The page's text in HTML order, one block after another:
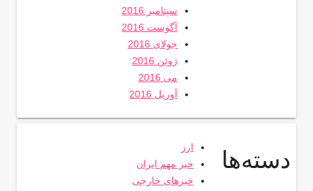
سپتامبر 2016
آگوست 2016
جولای 2016
ژوئن 2016
می 2016
آوریل 2016
دسته‌ها
ارز
خبر مهم ایران
خبرهای خارجی